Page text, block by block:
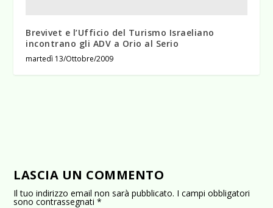
Brevivet e l’Ufficio del Turismo Israeliano
incontrano gli ADV a Orio al Serio
martedì 13/Ottobre/2009
LASCIA UN COMMENTO
Il tuo indirizzo email non sarà pubblicato. I campi obbligatori
sono contrassegnati*